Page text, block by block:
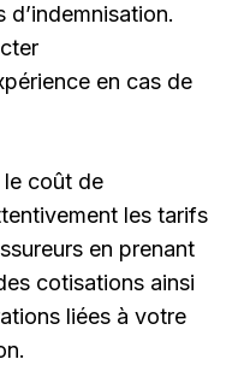
d’indemnisation.
en cas de
le coût de
les tarifs
en prenant
cotisations ainsi
liées à votre